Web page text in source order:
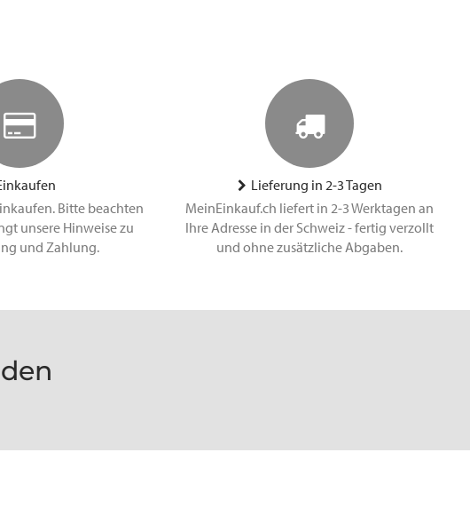
Bitte beachten
unsere Hinweise zu
und Zahlung.
Lieferung in 2-3 Tagen
MeinEinkauf.ch liefert in 2-3 Werktagen an
Ihre Adresse in der Schweiz - fertig verzollt
und ohne zusätzliche Abgaben.